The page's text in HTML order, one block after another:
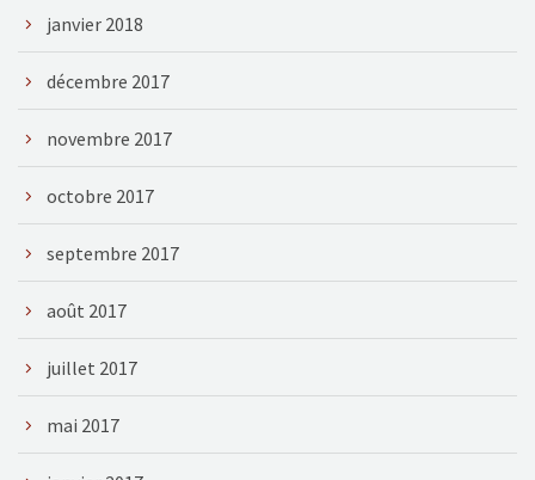
janvier 2018
décembre 2017
novembre 2017
octobre 2017
septembre 2017
août 2017
juillet 2017
mai 2017